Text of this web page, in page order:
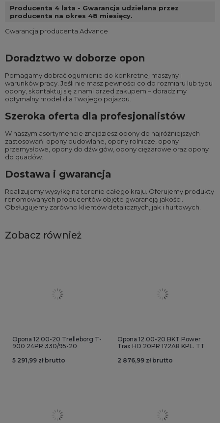
Producenta 4 lata - Gwarancja udzielana przez
producenta na okres 48 miesięcy.
Gwarancja producenta Advance
Doradztwo w doborze opon
Pomagamy dobrać ogumienie do konkretnej maszyny i
warunków pracy. Jeśli nie masz pewności co do rozmiaru lub typu
opony, skontaktuj się z nami przed zakupem – doradzimy
optymalny model dla Twojego pojazdu.
Szeroka oferta dla profesjonalistów
W naszym asortymencie znajdziesz opony do najróżniejszych
zastosowań: opony budowlane opony rolnicze opony
przemysłowe opony do dźwigów opony ciężarowe oraz opony
do quadów
Dostawa i gwarancja
Realizujemy wysyłkę na terenie całego kraju. Oferujemy produkty
renomowanych producentów objęte gwarancją jakości.
Obsługujemy zarówno klientów detalicznych, jak i hurtowych.
Zobacz również
Opona 12.00-20 Trelleborg T-
900 24PR 330/95-20
5 291,99 zł brutto
Opona 12.00-20 BKT Power
Trax HD 20PR 172A8 KPL. TT
2 876,99 zł brutto